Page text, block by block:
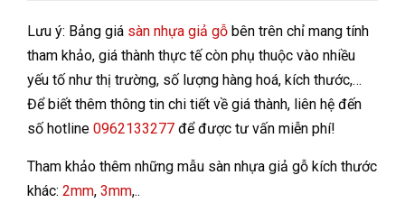
Lưu ý: Bảng giá sàn nhựa giả gỗ bên trên chỉ mang tính
tham khảo, giá thành thực tế còn phụ thuộc vào nhiều
yếu tố như thị trường, số lượng hàng hoá, kích thước,…
Để biết thêm thông tin chi tiết về giá thành, liên hệ đến
số hotline 0962133277 để được tư vấn miễn phí!
Tham khảo thêm những mẫu sàn nhựa giả gỗ kích thước
khác: 2mm, 3mm,..